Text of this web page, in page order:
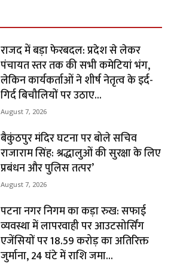
राजद में बड़ा फेरबदल: प्रदेश से लेकर
पंचायत स्तर तक की सभी कमेटियां भंग,
लेकिन कार्यकर्ताओं ने शीर्ष नेतृत्व के इर्द-
गिर्द बिचौलियों पर उठाए...
August 7, 2026
बैकुंठपुर मंदिर घटना पर बोले सचिव
राजाराम सिंह: श्रद्धालुओं की सुरक्षा के लिए
प्रबंधन और पुलिस तत्पर’
August 7, 2026
पटना नगर निगम का कड़ा रुख: सफाई
व्यवस्था में लापरवाही पर आउटसोर्सिंग
एजेंसियों पर ₹18.59 करोड़ का अतिरिक्त
जुर्माना, 24 घंटे में राशि जमा...